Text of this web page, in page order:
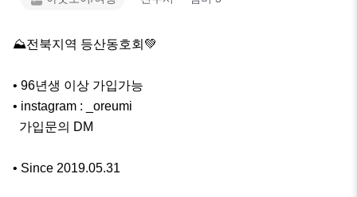
⛰전북지역 등산동호회💚
• 96년생 이상 가입가능
• instagram : _oreumi
• Since 2019.05.31